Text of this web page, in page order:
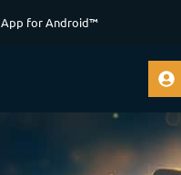
App for Android™